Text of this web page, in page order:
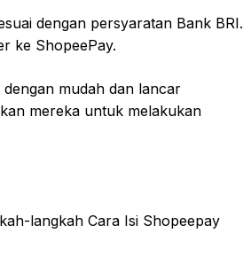
dengan persyaratan Bank BRI.
ke ShopeePay.
mudah dan lancar
mereka untuk melakukan
langkah Cara Isi Shopeepay